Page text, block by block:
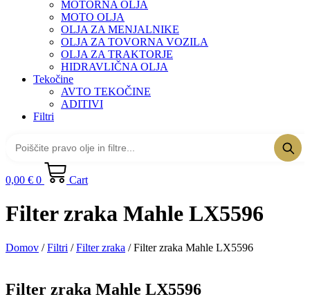
MOTORNA OLJA
MOTO OLJA
OLJA ZA MENJALNIKE
OLJA ZA TOVORNA VOZILA
OLJA ZA TRAKTORJE
HIDRAVLIČNA OLJA
Tekočine
AVTO TEKOČINE
ADITIVI
Filtri
0,00 € 0 Cart
Filter zraka Mahle LX5596
Domov /Filtri /Filter zraka / Filter zraka Mahle LX5596
Filter zraka Mahle LX5596